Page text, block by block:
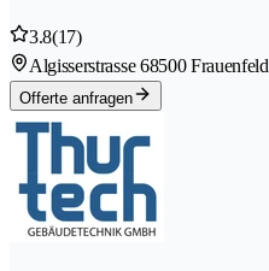
3.8(17)
Algisserstrasse 68500 Frauenfeld
Offerte anfragen